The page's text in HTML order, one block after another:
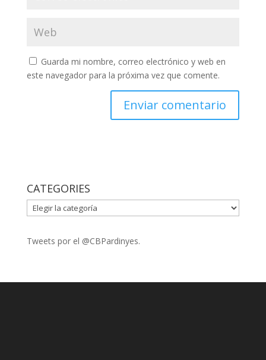
Guarda mi nombre, correo electrónico y web en
este navegador para la próxima vez que comente.
CATEGORIES
CATEGORIES
Tweets por el @CBPardinyes.